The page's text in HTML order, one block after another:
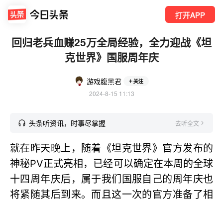
打开APP
回归老兵血赚25万全局经验，全力迎战《坦
克世界》国服周年庆
游戏腹黑君 关注
2024-8-15 11:13
头条听资讯，时事尽掌握 去听全文
就在昨天晚上，随着《坦克世界》官方发布的
神秘PV正式亮相，已经可以确定在本周的全球
十四周年庆后，属于我们国服自己的周年庆也
将紧随其后到来。而且这一次的官方准备了相